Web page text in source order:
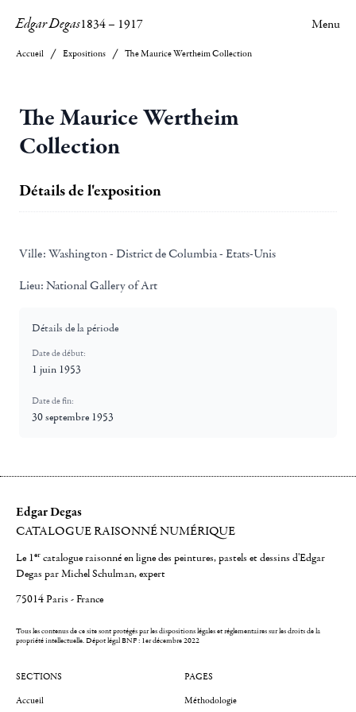
Edgar Degas1834– 1917 Menu
Accueil Expositions The Maurice Wertheim Collection
The Maurice Wertheim
Collection
Détails de l'exposition
Ville: Washington - District de Columbia - Etats-Unis
Lieu: National Gallery of Art
Détails de la période
Date de début:
1 juin 1953
Date de fin:
30 septembre 1953
Edgar Degas
CATALOGUE RAISONNÉ NUMÉRIQUE
Le 1er catalogue raisonné en ligne des peintures, pastels et dessins d'Edgar
Degas par Michel Schulman, expert
75014 Paris - France
Tous les contenus de ce site sont protégés par les dispositions légales et réglementaires sur les droits de la
propriété intellectuelle.Dépot légal BNF : 1er décembre 2022
SECTIONS
Accueil
PAGES
Méthodologie